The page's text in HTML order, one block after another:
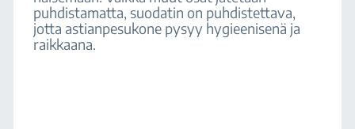
puhdistamatta, suodatin on puhdistettava,
jotta astianpesukone pysyy hygieenisenä ja
raikkaana.